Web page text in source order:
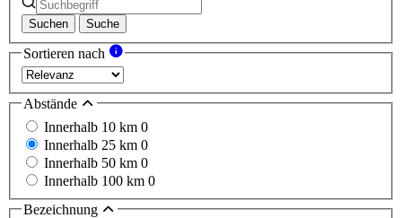
Suchen Suche
Sortieren nach
Abstände
Innerhalb 10 km 0
Innerhalb 25 km 0
Innerhalb 50 km 0
Innerhalb 100 km 0
Bezeichnung